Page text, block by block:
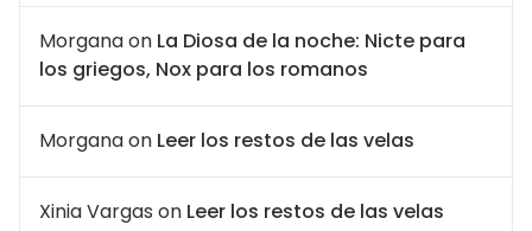
Morganaon La Diosa de la noche: Nicte para
los griegos, Nox para los romanos
Morganaon Leer los restos de las velas
Xinia Vargas on Leer los restos de las velas